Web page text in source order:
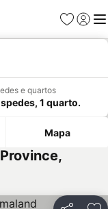
Favoritos
Iniciar
e quartos
1 quarto.
Mapa